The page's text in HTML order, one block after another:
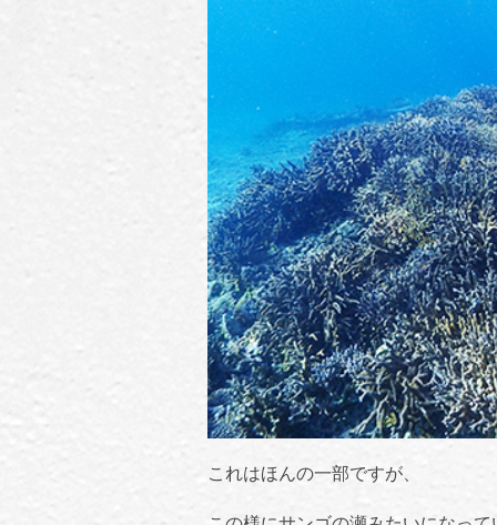
これはほんの一部ですが、